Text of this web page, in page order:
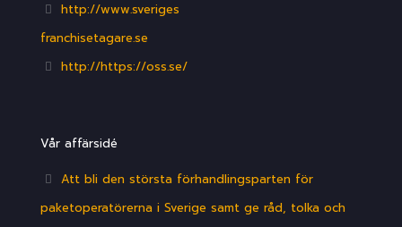
http://www.sveriges
franchisetagare.se
http://https://oss.se/
Vår affärsidé
Att bli den största förhandlingsparten för
paketoperatörerna i Sverige samt ge råd, tolka och